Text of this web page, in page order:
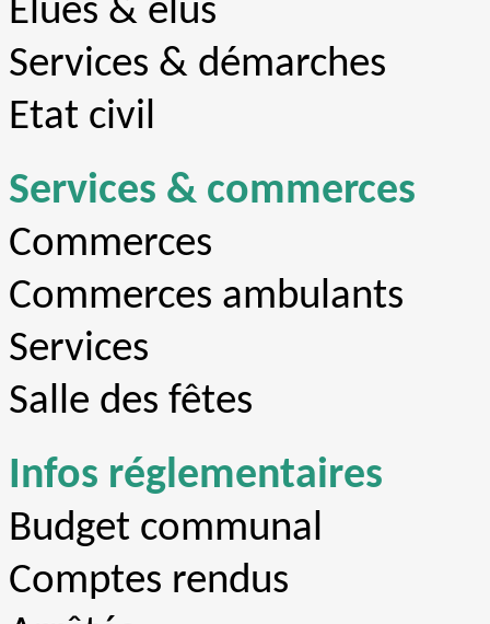
Elues & élus
Services & démarches
Etat civil
Services & commerces
Commerces
Commerces ambulants
Services
Salle des fêtes
Infos réglementaires
Budget communal
Comptes rendus